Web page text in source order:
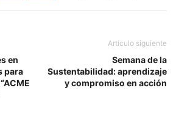
en
para
Artículo siguiente
Semana de la
Sustentabilidad: aprendizaje
y compromiso en acción